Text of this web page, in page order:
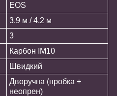
EOS
3.9 м / 4.2 м
3
Карбон IM10
Швидкий
Дворучна (пробка +
неопрен)